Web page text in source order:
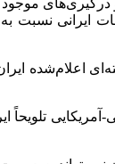
نسبت